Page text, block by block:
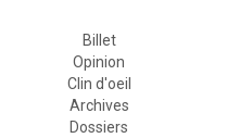
Billet
Opinion
Clin d'oeil
Archives
Dossiers